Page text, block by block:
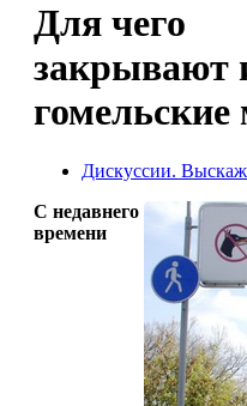
Для чего
закрывают
Дискуссии.
С недавнего
времени